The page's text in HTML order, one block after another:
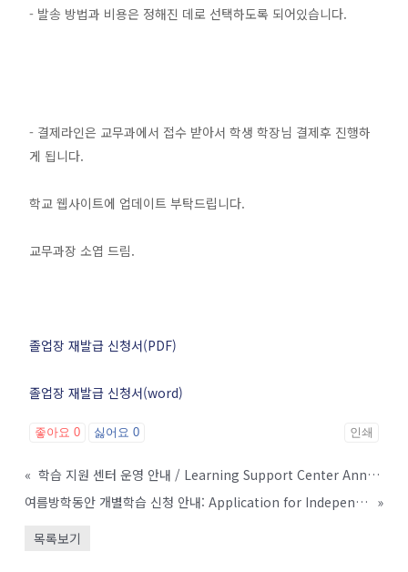
- 발송 방법과 비용은 정해진 데로 선택하도록 되어있습니다.
- 결제라인은 교무과에서 접수 받아서 학생 학장님 결제후 진행하
게 됩니다.
학교 웹사이트에 업데이트 부탁드립니다.
교무과장 소엽 드림.
졸업장 재발급 신청서(PDF)
졸업장 재발급 신청서(word)
좋아요 0 싫어요 0 인쇄
«
학습 지원 센터 운영 안내 / Learning Support Center Announcement
여름방학동안 개별학습 신청 안내: Application for Independent Study (개별학습 신청 안내: Application for Independent Study) »
목록보기